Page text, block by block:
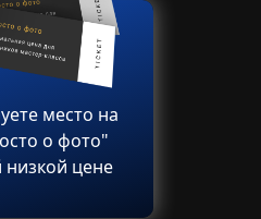
место на
о фото"
цене